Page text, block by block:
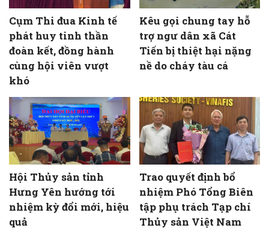
Cụm Thi đua Kinh tế
phát huy tinh thần
đoàn kết, đồng hành
cùng hội viên vượt
khó
Kêu gọi chung tay hỗ
trợ ngư dân xã Cát
Tiến bị thiệt hại nặng
nề do cháy tàu cá
Hội Thủy sản tỉnh
Hưng Yên hướng tới
nhiệm kỳ đổi mới, hiệu
quả
Trao quyết định bổ
nhiệm Phó Tổng Biên
tập phụ trách Tạp chí
Thủy sản Việt Nam